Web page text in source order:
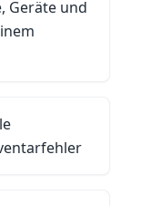
Geräte und